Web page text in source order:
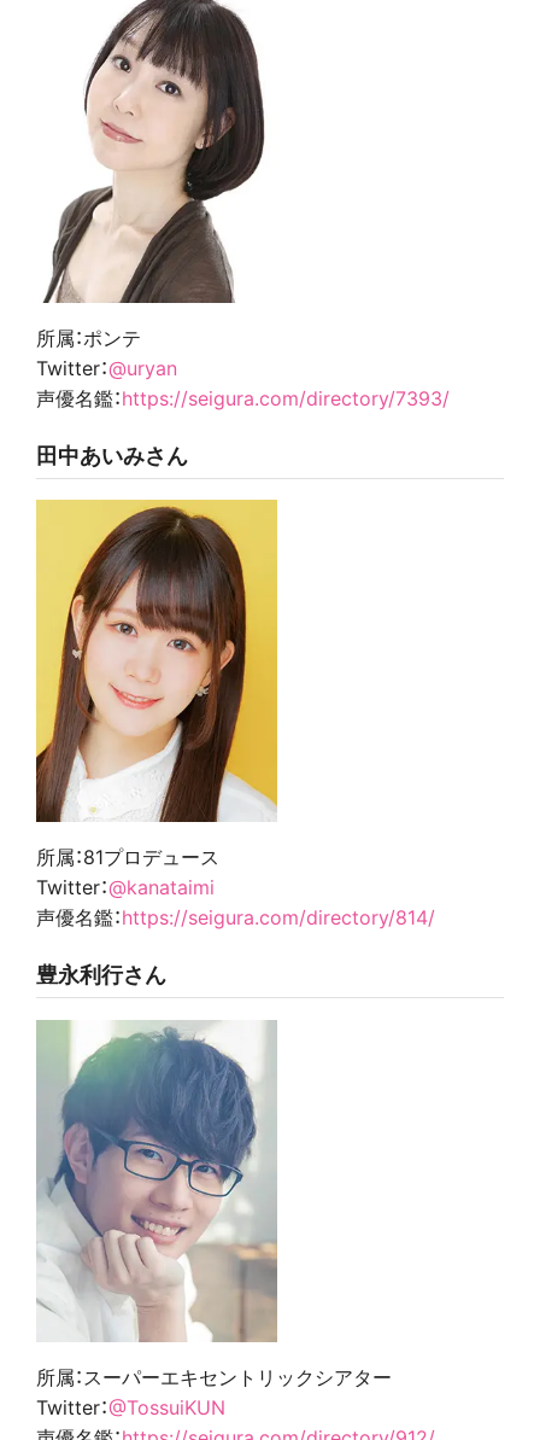
所属：ポンテ
Twitter：@uryan
声優名鑑：https://seigura.com/directory/7393/
田中あいみさん
所属：81プロデュース
Twitter：@kanataimi
声優名鑑：https://seigura.com/directory/814/
豊永利行さん
所属：スーパーエキセントリックシアター
Twitter：@TossuiKUN